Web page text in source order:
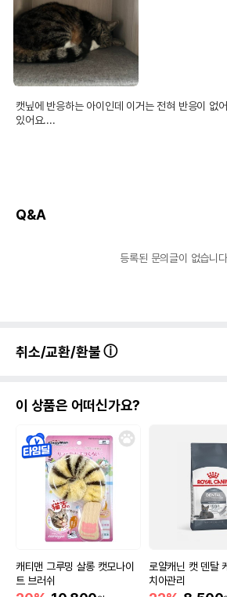
캣닢에 반응하는 아이인데 이거는 전혀 반응이 없
있어요....
Q&A
등록된 문의글이 없습니
취소/교환/환불
이 상품은 어떠신가요?
캐티맨 그루밍 살롱 캣모나이
트 브러쉬
로얄캐닌 캣 덴탈
치아관리